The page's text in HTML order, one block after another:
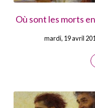
Où sont les morts
mardi, 19 avril